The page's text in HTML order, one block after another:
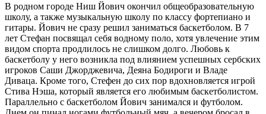
В родном городе Ниш Йович окончил общеобразовательную
школу, а также музыкальную школу по классу фортепиано и
гитары. Йович не сразу решил заниматься баскетболом. В 7
лет Стефан посвящал себя водному поло, хотя увлечение этим
видом спорта продлилось не слишком долго. Любовь к
баскетболу у него возникла под влиянием успешных сербских
игроков Саши Джорджевича, Деяна Бодироги и Владе
Диваца. Кроме того, Стефен до сих пор вдохновляется игрой
Стива Нэша, который является его любимым баскетболистом.
Параллельно с баскетболом Йович занимался и футболом.